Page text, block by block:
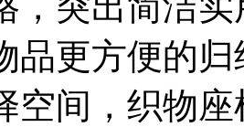
品更方便的
空间，织物